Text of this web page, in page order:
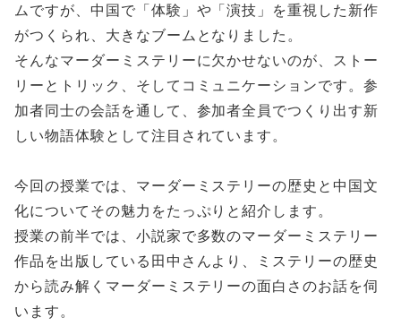
ムですが、中国で「体験」や「演技」を重視した新作
がつくられ、大きなブームとなりました。
そんなマーダーミステリーに欠かせないのが、ストー
リーとトリック、そしてコミュニケーションです。参
加者同士の会話を通して、参加者全員でつくり出す新
しい物語体験として注目されています。
今回の授業では、マーダーミステリーの歴史と中国文
化についてその魅力をたっぷりと紹介します。
授業の前半では、小説家で多数のマーダーミステリー
作品を出版している田中さんより、ミステリーの歴史
から読み解くマーダーミステリーの面白さのお話を伺
います。